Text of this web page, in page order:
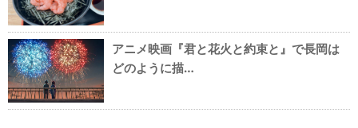
アニメ映画『君と花火と約束と』で長岡は
どのように描…